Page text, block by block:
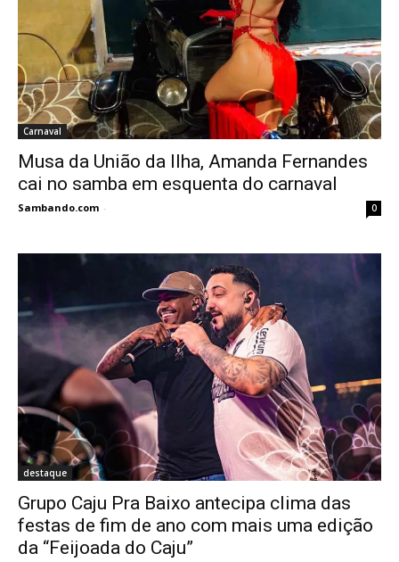
Carnaval
Musa da União da Ilha, Amanda Fernandes
cai no samba em esquenta do carnaval
Sambando.com - 0
destaque
Grupo Caju Pra Baixo antecipa clima das
festas de fim de ano com mais uma edição
da “Feijoada do Caju”